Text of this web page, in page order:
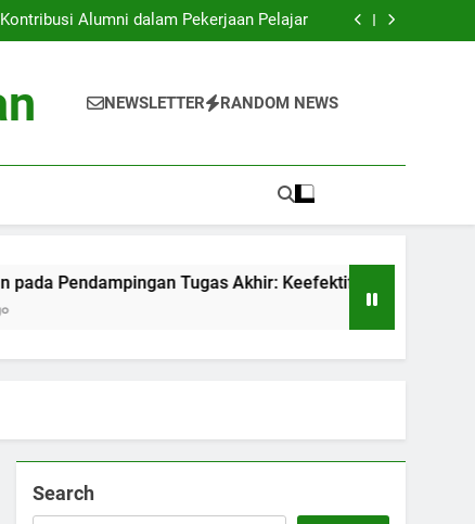
Alumni dalam Pekerjaan Pelajar
Tugas Akhir: Keefektifan Pelatihan
Alumni dalam Pekerjaan Pelajar
Tugas Akhir: Keefektifan Pelatihan
NEWSLETTER RANDOM NEWS
Tugas Akhir: Keefektifan Pelatihan Akademik
Search